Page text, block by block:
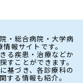
・総合病院・大学病
報サイトです。
る疾患・治療などか
すことができます。
基づき、各診療科の
する情報も紹介。